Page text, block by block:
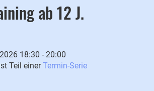
ab 12 J.
18:30 - 20:00
Teil einerTermin-Serie